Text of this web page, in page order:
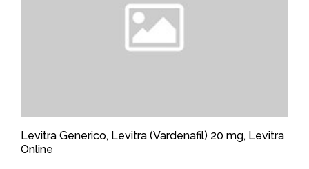
Levitra Generico, Levitra (Vardenafil) 20 mg, Levitra
Online